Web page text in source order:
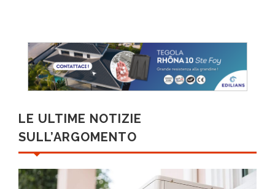
LE ULTIME NOTIZIE
SULL’ARGOMENTO